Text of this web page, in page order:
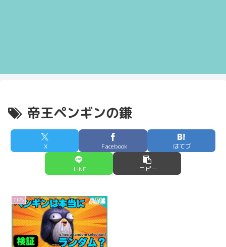
帝王ペンギンの鎌
X Facebook はてブ
LINE コピー
TIPS